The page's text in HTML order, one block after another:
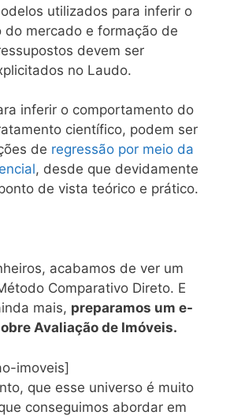
utilizados para inferir o
do mercado e formação de
devem ser
no Laudo.
inferir o comportamento do
científico, podem ser
de regressão por meio da
, desde que devidamente
de vista teórico e prático.
acabamos de ver um
Comparativo Direto. E
mais, preparamos um e-
Avaliação de Imóveis.
imoveis]
que esse universo é muito
conseguimos abordar em